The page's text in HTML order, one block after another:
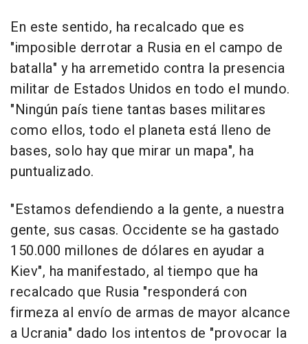
En este sentido, ha recalcado que es
"imposible derrotar a Rusia en el campo de
batalla" y ha arremetido contra la presencia
militar de Estados Unidos en todo el mundo.
"Ningún país tiene tantas bases militares
como ellos, todo el planeta está lleno de
bases, solo hay que mirar un mapa", ha
puntualizado.
"Estamos defendiendo a la gente, a nuestra
gente, sus casas. Occidente se ha gastado
150.000 millones de dólares en ayudar a
Kiev", ha manifestado, al tiempo que ha
recalcado que Rusia "responderá con
firmeza al envío de armas de mayor alcance
a Ucrania" dado los intentos de "provocar la